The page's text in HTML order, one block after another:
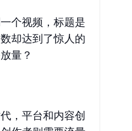
个视频，标题是
却达到了惊人的
量？
，平台和内容创